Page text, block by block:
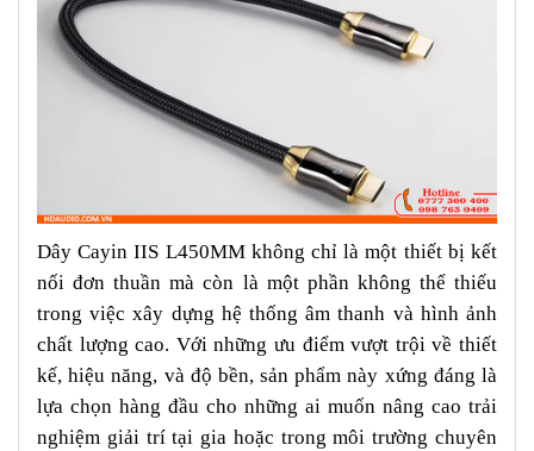
Dây Cayin IIS L450MM không chỉ là một thiết bị kết
nối đơn thuần mà còn là một phần không thể thiếu
trong việc xây dựng hệ thống âm thanh và hình ảnh
chất lượng cao. Với những ưu điểm vượt trội về thiết
kế, hiệu năng, và độ bền, sản phẩm này xứng đáng là
lựa chọn hàng đầu cho những ai muốn nâng cao trải
nghiệm giải trí tại gia hoặc trong môi trường chuyên